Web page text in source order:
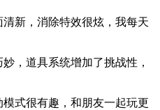
新，消除特效很炫，我每天
，道具系统增加了挑战性，
式很有趣，和朋友一起玩更